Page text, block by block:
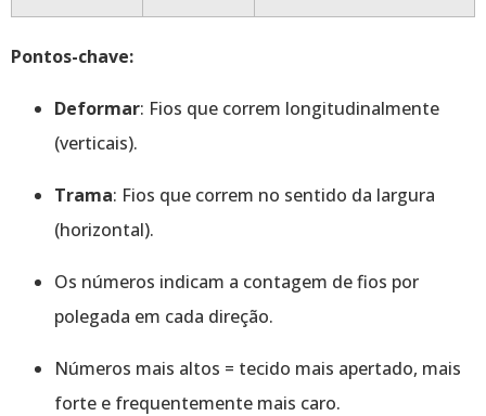
Pontos-chave:
Deformar: Fios que correm longitudinalmente
(verticais).
Trama: Fios que correm no sentido da largura
(horizontal).
Os números indicam a contagem de fios por
polegada em cada direção.
Números mais altos = tecido mais apertado, mais
forte e frequentemente mais caro.